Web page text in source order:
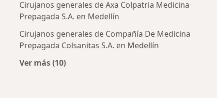
Cirujanos generales de Axa Colpatria Medicina
Prepagada S.A. en Medellín
Cirujanos generales de Compañía De Medicina
Prepagada Colsanitas S.A. en Medellín
Ver más (10)